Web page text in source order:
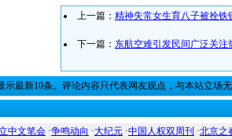
上一篇： 精神失常女生育八子被拴铁
下一篇： 东航空难引发民间广泛关注
示最新10条。评论内容只代表网友观点，与本站立场
中文笔会 ·争鸣动向 ·大纪元 ·中国人权双周刊 ·北京之